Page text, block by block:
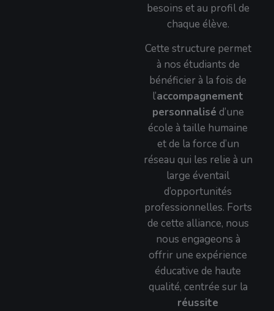
besoins et au profil de
chaque élève.
Cette structure permet
à nos étudiants de
bénéficier à la fois de
l’accompagnement
personnalisé d’une
école à taille humaine
et de la force d’un
réseau qui les relie à un
large éventail
d’opportunités
professionnelles. Forts
de cette alliance, nous
nous engageons à
offrir une expérience
éducative de haute
qualité, centrée sur la
réussite